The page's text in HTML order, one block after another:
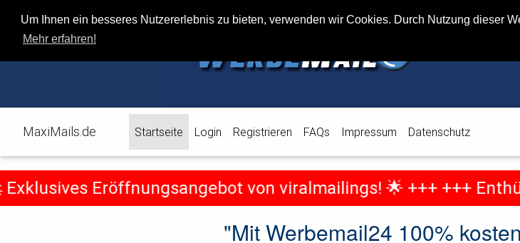
Um Ihnen ein besseres Nutzererlebnis zu bieten, verwenden wir Cookies. Durch Nutzung dieser
Mehr erfahren!
MaxiMails.de Startseite (current)
Login Registrieren FAQs Impressum Datenschutz
Eröffnungsangebot von viralmailings! 🌟+++ +++Enthüllt:
"Mit Werbemail24 100%